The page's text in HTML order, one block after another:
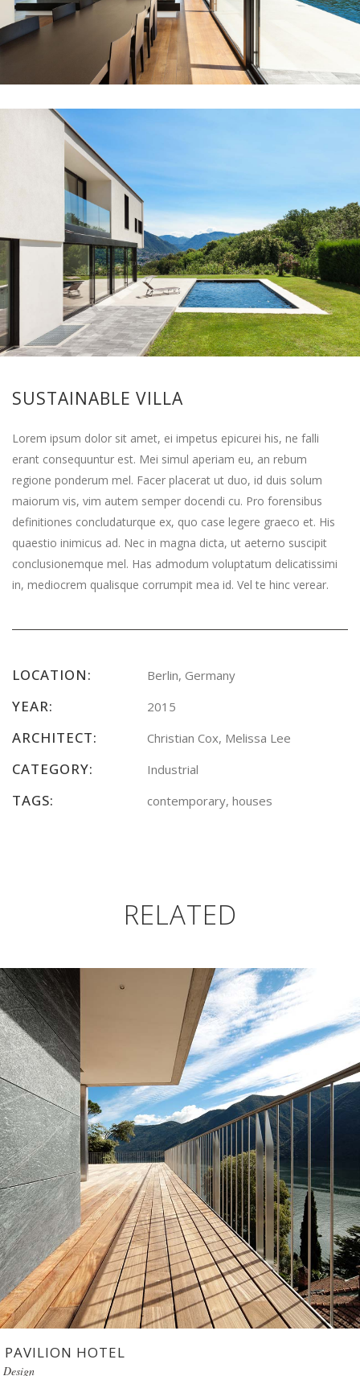
SUSTAINABLE VILLA
Lorem ipsum dolor sit amet, ei impetus epicurei his, ne falli
erant consequuntur est. Mei simul aperiam eu, an rebum
regione ponderum mel. Facer placerat ut duo, id duis solum
maiorum vis, vim autem semper docendi cu. Pro forensibus
definitiones concludaturque ex, quo case legere graeco et. His
quaestio inimicus ad. Nec in magna dicta, ut aeterno suscipit
conclusionemque mel. Has admodum voluptatum delicatissimi
in, mediocrem qualisque corrumpit mea id. Vel te hinc verear.
LOCATION: Berlin, Germany
YEAR: 2015
ARCHITECT: Christian Cox, Melissa Lee
CATEGORY: Industrial
TAGS: contemporary, houses
RELATED
PAVILION HOTEL
Design